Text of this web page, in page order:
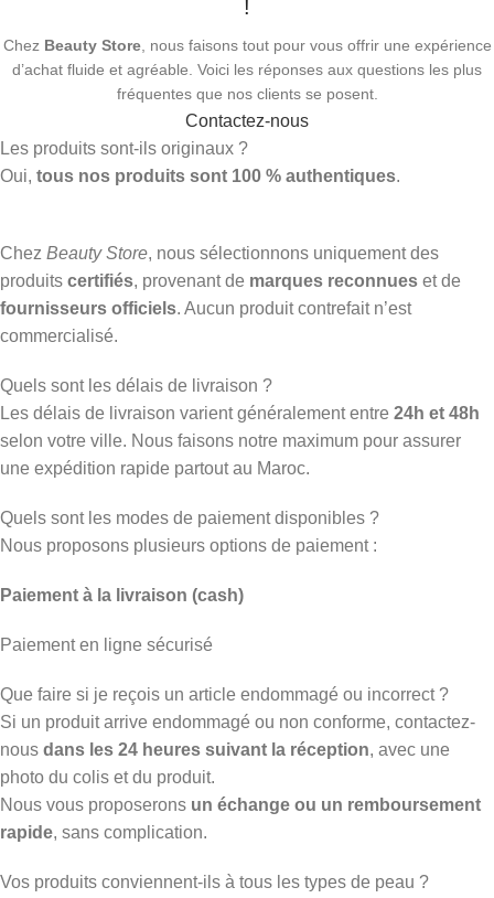
!
Chez Beauty Store, nous faisons tout pour vous offrir une expérience
d’achat fluide et agréable. Voici les réponses aux questions les plus
fréquentes que nos clients se posent.
Contactez-nous
Les produits sont-ils originaux ?
Oui, tous nos produits sont 100 % authentiques.
Chez Beauty Store, nous sélectionnons uniquement des
produits certifiés, provenant de marques reconnues et de
fournisseurs officiels. Aucun produit contrefait n’est
commercialisé.
Quels sont les délais de livraison ?
Les délais de livraison varient généralement entre 24h et 48h
selon votre ville. Nous faisons notre maximum pour assurer
une expédition rapide partout au Maroc.
Quels sont les modes de paiement disponibles ?
Nous proposons plusieurs options de paiement :
Paiement à la livraison (cash)
Paiement en ligne sécurisé
Que faire si je reçois un article endommagé ou incorrect ?
Si un produit arrive endommagé ou non conforme, contactez-
nous dans les 24 heures suivant la réception, avec une
photo du colis et du produit.
Nous vous proposerons un échange ou un remboursement
rapide, sans complication.
Vos produits conviennent-ils à tous les types de peau ?